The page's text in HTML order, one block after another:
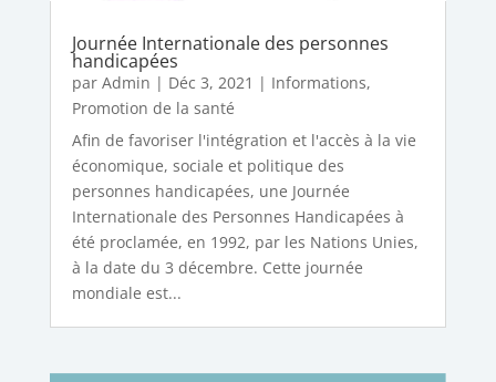
Journée Internationale des personnes
handicapées
par Admin | Déc 3, 2021 | Informations,
Promotion de la santé
Afin de favoriser l'intégration et l'accès à la vie
économique, sociale et politique des
personnes handicapées, une Journée
Internationale des Personnes Handicapées à
été proclamée, en 1992, par les Nations Unies,
à la date du 3 décembre. Cette journée
mondiale est...